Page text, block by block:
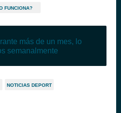
FUNCIONA?
más de un mes, lo
semanalmente
NOTICIAS DEPORT